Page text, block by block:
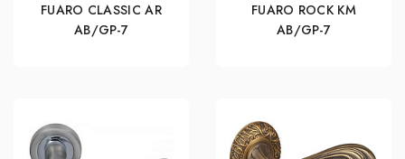
FUARO CLASSIC AR
AB/GP-7
FUARO ROCK KM
AB/GP-7